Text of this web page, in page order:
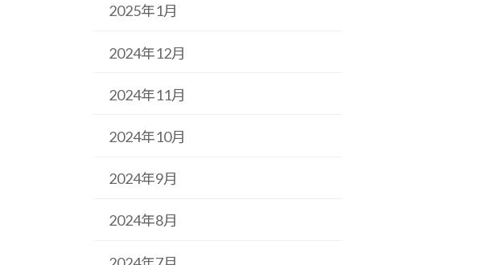
2025年1月
2024年12月
2024年11月
2024年10月
2024年9月
2024年8月